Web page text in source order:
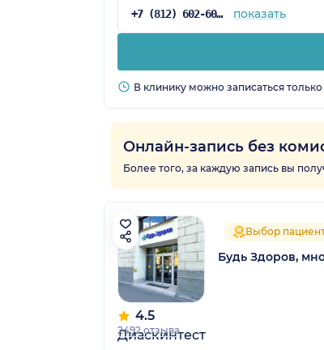
+7 (812) 602-60-33 показать
В клинику можно записаться
Онлайн-запись без
Более того, за каждую запись вы
4.5
2492 отзыва
Выбор
Будь Здоров,
Диаскинтест